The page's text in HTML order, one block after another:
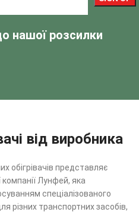
нашої розсилки
від виробника
обігрівачів представляє
компанії Лунфей, яка
спеціалізованого
різних транспортних засобів,